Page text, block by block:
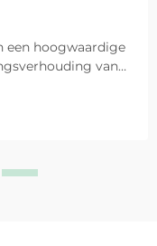
een hoogwaardige
van
ronddraait elke